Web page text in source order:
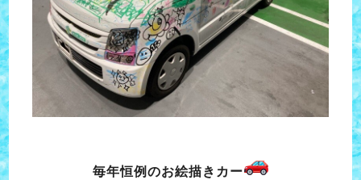
毎年恒例のお絵描きカー